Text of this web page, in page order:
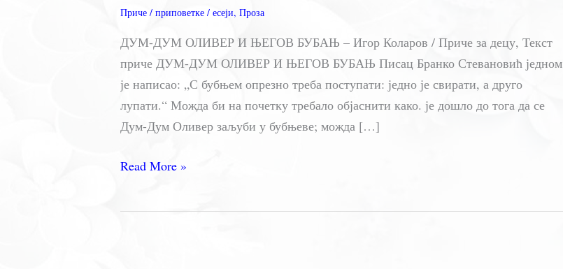
Приче / приповетке / есеји, Проза
ДУМ-ДУМ ОЛИВЕР И ЊЕГОВ БУБАЊ – Игор Коларов / Приче за децу, Текст
приче ДУМ-ДУМ ОЛИВЕР И ЊЕГОВ БУБАЊ Писац Бранко Стевановић једном
је написао: „С бубњем опрезно треба поступати: једно је свирати, а друго
лупати.“ Можда би на почетку требало објаснити како. је дошло до тога да се
Дум-Дум Оливер заљуби у бубњеве; можда […]
ДУМ-
Read More »